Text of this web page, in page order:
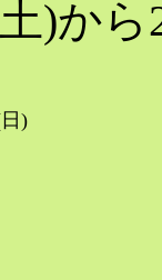
)か
)